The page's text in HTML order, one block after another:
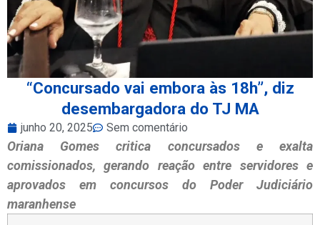
“Concursado vai embora às 18h”, diz
desembargadora do TJ MA
junho 20, 2025 Sem comentário
Oriana Gomes critica concursados e exalta
comissionados, gerando reação entre servidores e
aprovados em concursos do Poder Judiciário
maranhense